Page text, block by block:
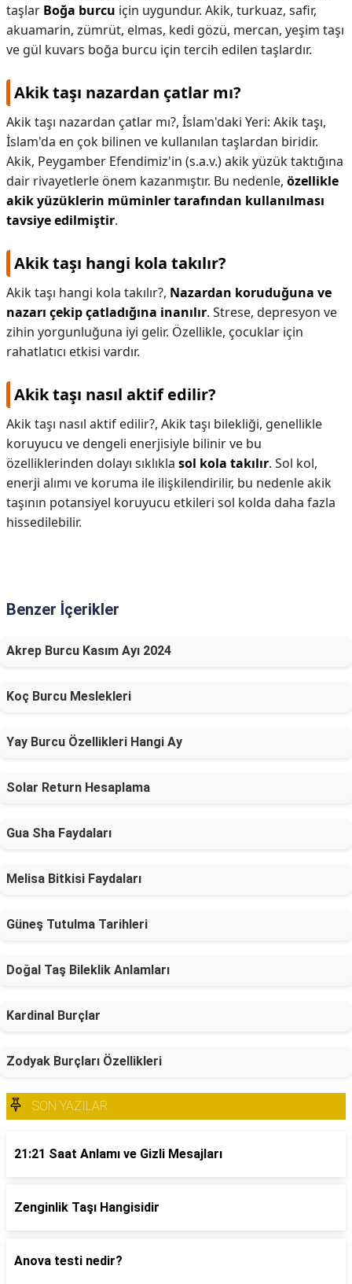
taşlar Boğa burcu için uygundur. Akik, turkuaz, safir,
akuamarin, zümrüt, elmas, kedi gözü, mercan, yeşim taşı
ve gül kuvars boğa burcu için tercih edilen taşlardır.
Akik taşı nazardan çatlar mı?
Akik taşı nazardan çatlar mı?, İslam'daki Yeri: Akik taşı,
İslam'da en çok bilinen ve kullanılan taşlardan biridir.
Akik, Peygamber Efendimiz'in (s.a.v.) akik yüzük taktığına
dair rivayetlerle önem kazanmıştır. Bu nedenle, özellikle
akik yüzüklerin müminler tarafından kullanılması
tavsiye edilmiştir.
Akik taşı hangi kola takılır?
Akik taşı hangi kola takılır?, Nazardan koruduğuna ve
nazarı çekip çatladığına inanılır. Strese, depresyon ve
zihin yorgunluğuna iyi gelir. Özellikle, çocuklar için
rahatlatıcı etkisi vardır.
Akik taşı nasıl aktif edilir?
Akik taşı nasıl aktif edilir?, Akik taşı bilekliği, genellikle
koruyucu ve dengeli enerjisiyle bilinir ve bu
özelliklerinden dolayı sıklıkla sol kola takılır. Sol kol,
enerji alımı ve koruma ile ilişkilendirilir, bu nedenle akik
taşının potansiyel koruyucu etkileri sol kolda daha fazla
hissedilebilir.
Benzer İçerikler
Akrep Burcu Kasım Ayı 2024
Koç Burcu Meslekleri
Yay Burcu Özellikleri Hangi Ay
Solar Return Hesaplama
Gua Sha Faydaları
Melisa Bitkisi Faydaları
Güneş Tutulma Tarihleri
Doğal Taş Bileklik Anlamları
Kardinal Burçlar
Zodyak Burçları Özellikleri
SON YAZILAR
21:21 Saat Anlamı ve Gizli Mesajları
Zenginlik Taşı Hangisidir
Anova testi nedir?